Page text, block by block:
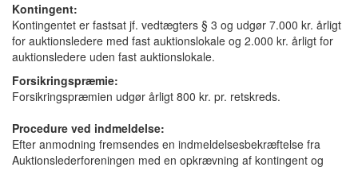
Kontingent:
Kontingentet er fastsat jf. vedtægters § 3 og udgør 7.000 kr. årligt
for auktionsledere med fast auktionslokale og 2.000 kr. årligt for
auktionsledere uden fast auktionslokale.
Forsikringspræmie:
Forsikringspræmien udgør årligt 800 kr. pr. retskreds.
Procedure ved indmeldelse:
Efter anmodning fremsendes en indmeldelsesbekræftelse fra
Auktionslederforeningen med en opkrævning af kontingent og